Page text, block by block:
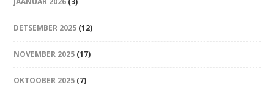
DETSEMBER 2025 (12)
NOVEMBER 2025 (17)
OKTOOBER 2025 (7)